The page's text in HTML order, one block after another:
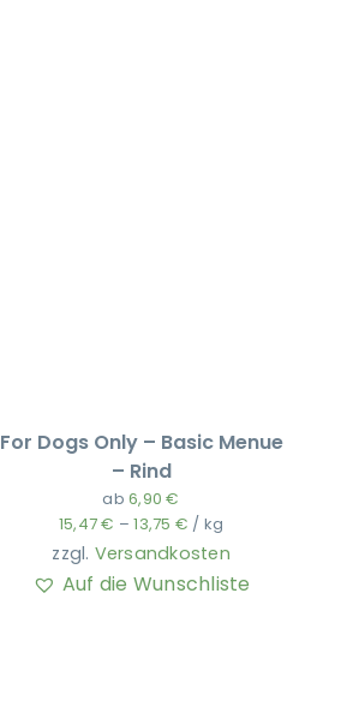
For Dogs Only – Basic Menue
– Rind
ab6,90€
15,47€ –13,75 € / kg
zzgl. Versandkosten
Auf die Wunschliste